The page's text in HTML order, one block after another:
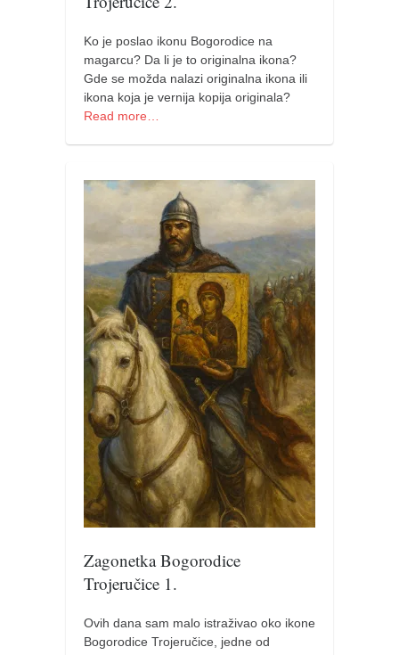
bo
tonfa
sai
snimci nastupa
galerija kluba
članarina
kontakt
besplatna e-knjiga
termini treninga
moja priča
kontakt
Ko je poslao ikonu Bogorodice na
magarcu? Da li je to originalna ikona?
Gde se možda nalazi originalna ikona ili
ikona koja je vernija kopija originala?
Read more…
Zagonetka Bogorodice
Trojeručice 1.
Ovih dana sam malo istraživao oko ikone
Bogorodice Trojeručice, jedne od